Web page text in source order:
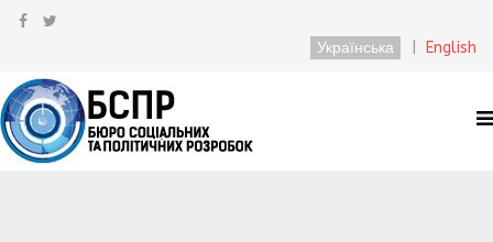
Українська English